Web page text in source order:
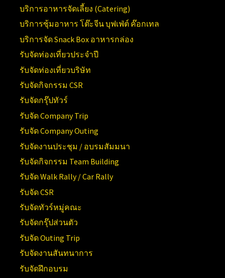
บริการอาหารจัดเลี้ยง (Catering)
บริการซุ้มอาหาร โต๊ะจีน บุฟเฟ่ต์ ค๊อกเทล
บริการจัด Snack Box อาหารกล่อง
รับจัดท่องเที่ยวประจำปี
รับจัดท่องเที่ยวบริษัท
รับจัดกิจกรรม CSR
รับจัดกรุ๊ปทัวร์
รับจัด Company Trip
รับจัด Company Outing
รับจัดงานประชุม / อบรมสัมมนา
รับจัดกิจกรรม Team Building
รับจัด Walk Rally / Car Rally
รับจัด CSR
รับจัดทัวร์หมู่คณะ
รับจัดกรุ๊ปส่วนตัว
รับจัด Outing Trip
รับจัดงานสันทนาการ
รับจัดฝึกอบรม